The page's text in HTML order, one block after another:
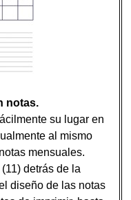
notas.
su lugar en
al mismo
mensuales.
detrás de la
diseño de las notas